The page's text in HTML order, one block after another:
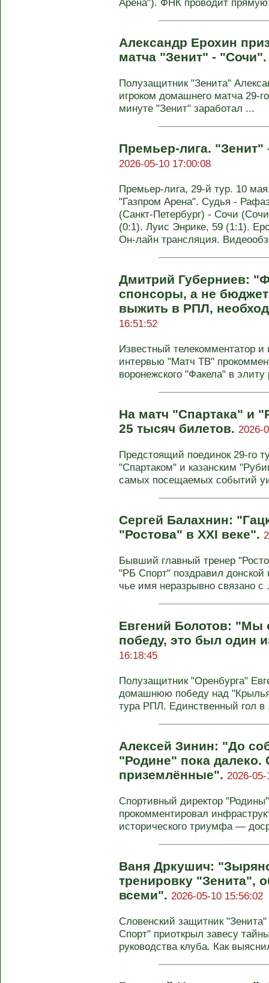
Арена"). ФНК проводит
Александр Ерохин
матча "Зенит" -
Полузащитник "Зенита"
игроком домашнего матча 29-
минуте "Зенит" заработал ...
Премьер-лига.
2026-05-10 17:00:08
Премьер-лига, 29-й тур. 10
"Газпром Арена". Судья -
(Санкт-Петербург) - Сочи
(0:1). Луис Энрике, 59 (1:1).
Он-лайн трансляция.
Дмитрий Губерниев:
спонсоры, а не
выжить в РПЛ,
16:51:52
Известный телекомментатор
интервью "Матч ТВ"
воронежского "Факела" в элиту
На матч "Спартака" и
25 тысяч билетов. 2026-
Предстоящий поединок 29-го
"Спартаком" и казанским
самых посещаемых событий
Сергей Балахнин:
"Ростова" в XXI веке".
Бывший главный тренер
"РБ Спорт" поздравил
чье имя неразрывно связано с
Евгений Болотов: "Мы
победу, это был один
16:18:45
Полузащитник "Оренбурга"
домашнюю победу над
тура РПЛ. Единственный гол в
Алексей Зинин: "До
"Родине" пока далеко.
приземлённые". 2026-
Спортивный директор
прокомментировал
исторического триумфа —
Ваня Дркушич:
тренировку "Зенита",
всеми". 2026-05-10 15:56:02
Словенский защитник
Спорт" приоткрыл завесу
руководства клуба. Как